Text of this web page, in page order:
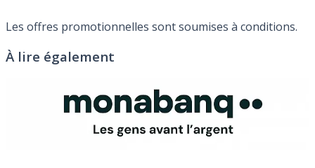
Les offres promotionnelles sont soumises à conditions.
À lire également